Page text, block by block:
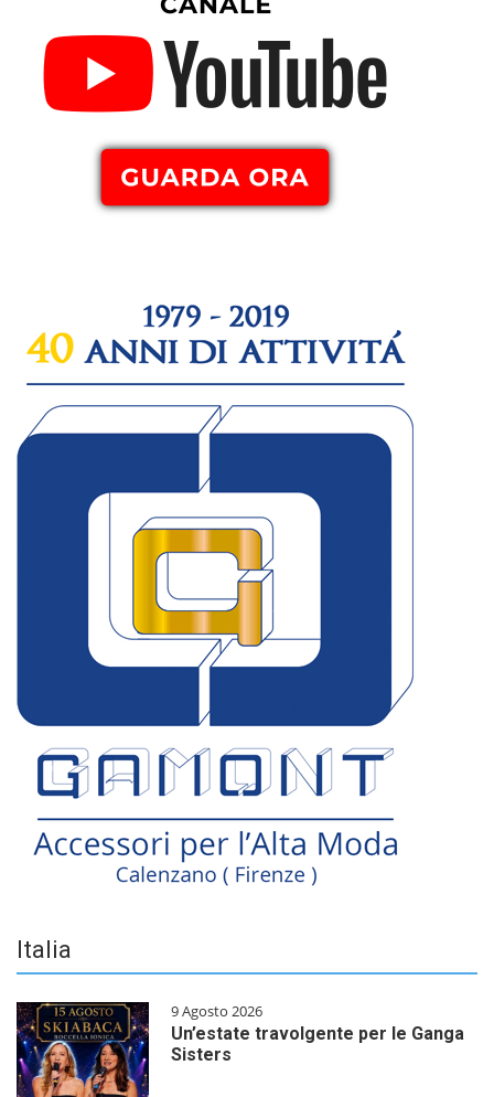
Italia
9 Agosto 2026
Un’estate travolgente per le Ganga
Sisters